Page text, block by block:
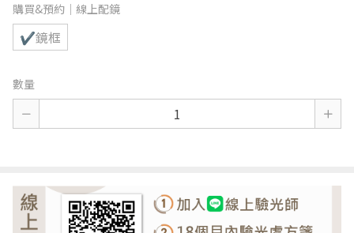
購買&預約｜線上配鏡
✔鏡框
數量